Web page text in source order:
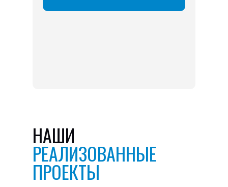
НАШИ
РЕАЛИЗОВАННЫЕ
ПРОЕКТЫ